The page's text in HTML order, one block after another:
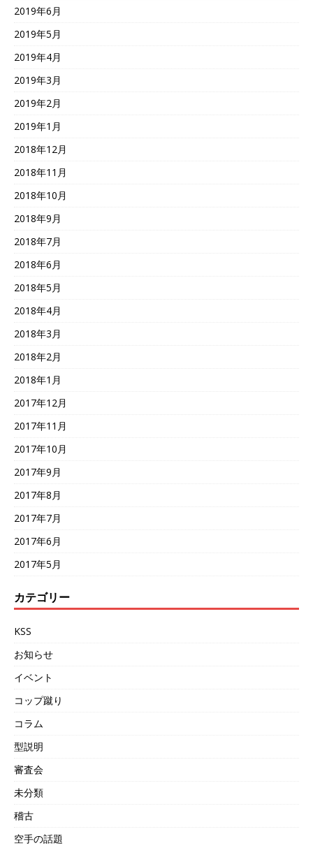
2019年6月
2019年5月
2019年4月
2019年3月
2019年2月
2019年1月
2018年12月
2018年11月
2018年10月
2018年9月
2018年7月
2018年6月
2018年5月
2018年4月
2018年3月
2018年2月
2018年1月
2017年12月
2017年11月
2017年10月
2017年9月
2017年8月
2017年7月
2017年6月
2017年5月
カテゴリー
KSS
お知らせ
イベント
コップ蹴り
コラム
型説明
審査会
未分類
稽古
空手の話題